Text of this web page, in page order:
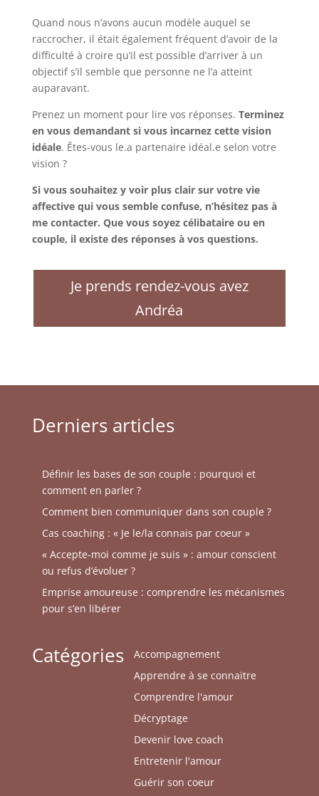
Quand nous n’avons aucun modèle auquel se
raccrocher, il était également fréquent d’avoir de la
difficulté à croire qu’il est possible d’arriver à un
objectif s’il semble que personne ne l’a atteint
auparavant.
Prenez un moment pour lire vos réponses. Terminez
en vous demandant si vous incarnez cette vision
idéale. Êtes-vous le.a partenaire idéal.e selon votre
vision ?
Si vous souhaitez y voir plus clair sur votre vie
affective qui vous semble confuse, n’hésitez pas à
me contacter. Que vous soyez célibataire ou en
couple, il existe des réponses à vos questions.
Je prends rendez-vous avez
Andréa
Derniers articles
Définir les bases de son couple : pourquoi et
comment en parler ?
Comment bien communiquer dans son couple ?
Cas coaching : « Je le/la connais par coeur »
« Accepte-moi comme je suis » : amour conscient
ou refus d’évoluer ?
Emprise amoureuse : comprendre les mécanismes
pour s’en libérer
Catégories
Accompagnement
Apprendre à se connaitre
Comprendre l'amour
Décryptage
Devenir love coach
Entretenir l'amour
Guérir son coeur